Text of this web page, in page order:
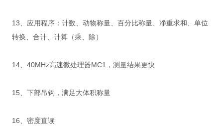
13、应用程序：计数、动物称量、百分比称量、净重求和、单位
转换、合计、计算（乘、除）
14、40MHz高速微处理器MC1，测量结果更快
15、下部吊钩，满足大体积称量
16、密度直读